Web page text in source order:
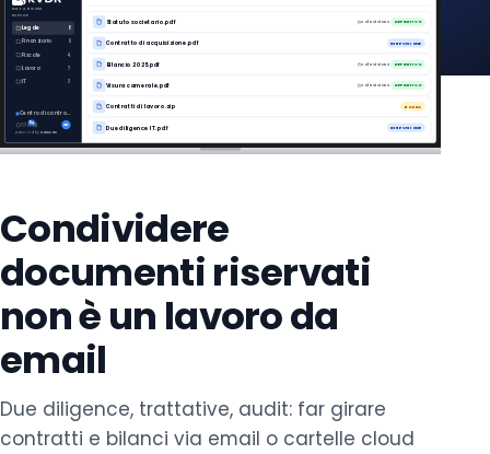
Richiedi una demo
DATA ROOM
INDICE
Legale 6
Finanziario 9
Fiscale 4
Lavoro 7
IT 3
Centro di controllo
9+ AK
powered by Kamzan
Statuto societario.pdf Sola visione DEFINITIVO
Contratto di acquisizione.pdf IN REVISIONE
Bilancio 2025.pdf Sola visione DEFINITIVO
Visura camerale.pdf Sola visione DEFINITIVO
Contratti di lavoro.zip BOZZA
Due diligence IT.pdf IN REVISIONE
Condividere
documenti riservati
non è un lavoro da
email
Due diligence, trattative, audit: far girare
contratti e bilanci via email o cartelle cloud